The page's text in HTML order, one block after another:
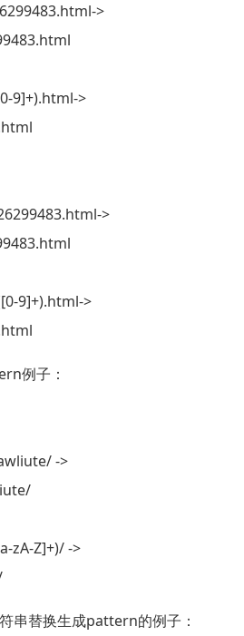
>
9]+).html->
>
9]+).html->
例子：
->
zA-Z]+)/ ->
串替换生成pattern的例子：